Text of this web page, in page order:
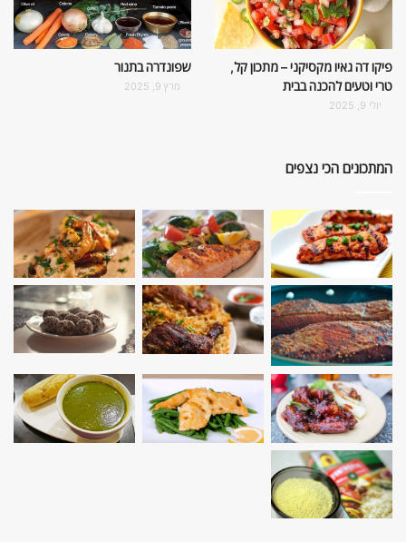
פיקו דה גאיו מקסיקני – מתכון קל,
טרי וטעים להכנה בבית
יולי 9, 2025
שפונדרה בתנור
מרץ 9, 2025
המתכונים הכי נצפים